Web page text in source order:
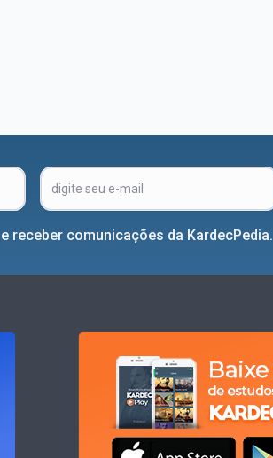
receber comunicações da KardecPedia.